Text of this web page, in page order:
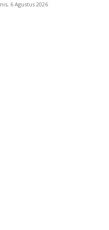
6 Agustus 2026